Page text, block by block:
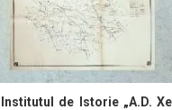
Institutul de Istorie „A.D.